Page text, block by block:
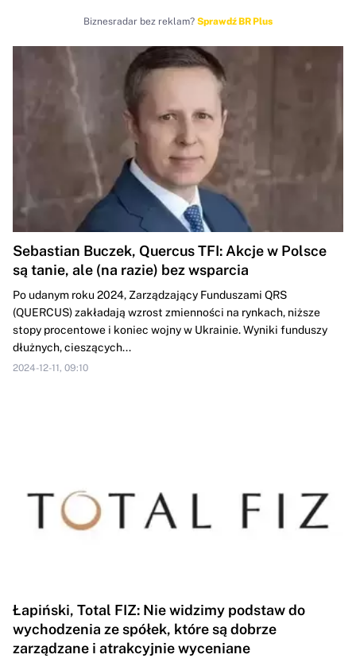
Biznesradar bez reklam? Sprawdź BR Plus
Sebastian Buczek, Quercus TFI: Akcje w Polsce
są tanie, ale (na razie) bez wsparcia
Po udanym roku 2024, Zarządzający Funduszami QRS
(QUERCUS) zakładają wzrost zmienności na rynkach, niższe
stopy procentowe i koniec wojny w Ukrainie. Wyniki funduszy
dłużnych, cieszących...
2024-12-11, 09:10
Łapiński, Total FIZ: Nie widzimy podstaw do
wychodzenia ze spółek, które są dobrze
zarządzane i atrakcyjnie wyceniane